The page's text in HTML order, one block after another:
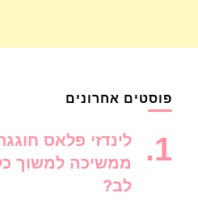
פוסטים אחרונים
ממשיכה למשוך
לב?